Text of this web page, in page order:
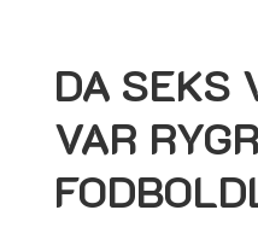
DA SEKS
VAR